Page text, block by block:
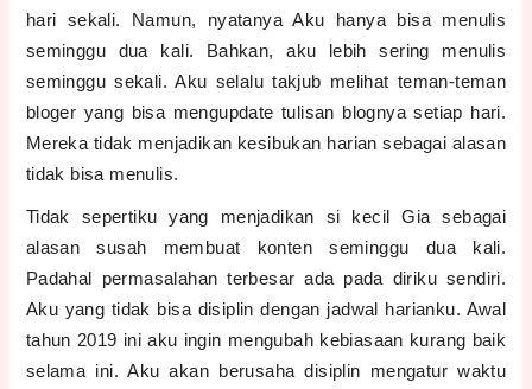
hari sekali. Namun, nyatanya Aku hanya bisa menulis
seminggu dua kali. Bahkan, aku lebih sering menulis
seminggu sekali. Aku selalu takjub melihat teman-teman
bloger yang bisa mengupdate tulisan blognya setiap hari.
Mereka tidak menjadikan kesibukan harian sebagai alasan
tidak bisa menulis.
Tidak sepertiku yang menjadikan si kecil Gia sebagai
alasan susah membuat konten seminggu dua kali.
Padahal permasalahan terbesar ada pada diriku sendiri.
Aku yang tidak bisa disiplin dengan jadwal harianku. Awal
tahun 2019 ini aku ingin mengubah kebiasaan kurang baik
selama ini. Aku akan berusaha disiplin mengatur waktu